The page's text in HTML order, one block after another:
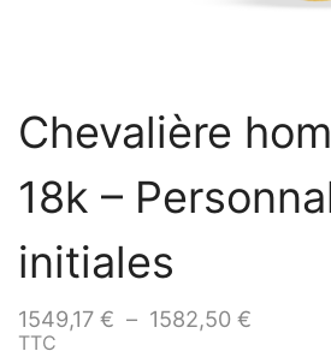
Chevalière
18k –
initiales
1549,17 € – 1582,50 €
TTC